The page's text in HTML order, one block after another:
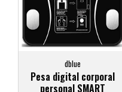
dblue
Pesa digital corporal
personal SMART